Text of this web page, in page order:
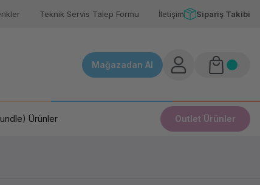
Teknik Servis Talep Formu İletişim Sipariş Takibi
Mağazadan Al
Ürünler Outlet Ürünler